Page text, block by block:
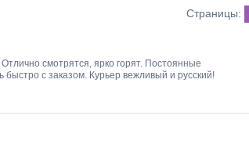
Страницы:
смотрятся, ярко горят. Постоянные
c заказом. Курьер вежливый и русский!